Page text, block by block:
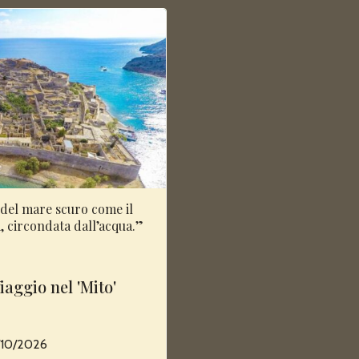
mare scuro come il
dall’acqua.”
nel 'Mito'
2026